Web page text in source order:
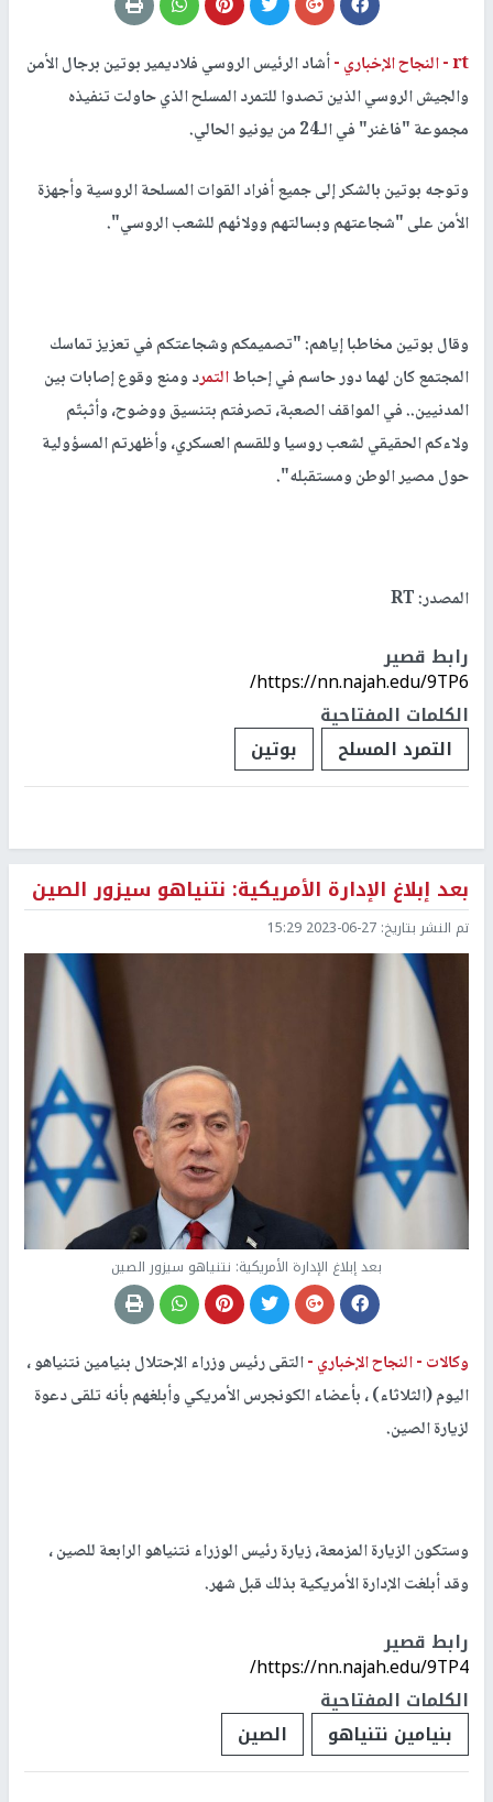
rt - النجاح الإخباري -أشاد الرئيس الروسي فلاديمير بوتين برجال الأمن
والجيش الروسي الذين تصدوا للتمرد المسلح الذي حاولت تنفيذه
مجموعة "فاغنر" في الـ24 من يونيو الحالي.
وتوجه بوتين بالشكر إلى جميع أفراد القوات المسلحة الروسية وأجهزة
الأمن على "شجاعتهم وبسالتهم وولائهم للشعب الروسي".
وقال بوتين مخاطبا إياهم: "تصميمكم وشجاعتكم في تعزيز تماسك
المجتمع كان لهما دور حاسم في إحباطالتمرد ومنع وقوع إصابات بين
المدنيين.. في المواقف الصعبة، تصرفتم بتنسيق ووضوح، وأثبتّم
ولاءكم الحقيقي لشعب روسيا وللقسم العسكري، وأظهرتم المسؤولية
حول مصير الوطن ومستقبله".
المصدر: RT
رابط قصير
https://nn.najah.edu/9TP6/
الكلمات المفتاحية
التمرد المسلح
بوتين
بعد إبلاغ الإدارة الأمريكية: نتنياهو سيزور الصين
تم النشر بتاريخ: 2023-06-27 15:29
بعد إبلاغ الإدارة الأمريكية: نتنياهو سيزور الصين
وكالات -النجاح الإخباري -التقى رئيس وزراء الإحتلال بنيامين نتنياهو ،
اليوم (الثلاثاء) ، بأعضاء الكونجرس الأمريكي وأبلغهم بأنه تلقى دعوة
لزيارة الصين.
وستكون الزيارة المزمعة، زيارة رئيس الوزراء نتنياهو الرابعة للصين ،
وقد أبلغت الإدارة الأمريكية بذلك قبل شهر.
رابط قصير
https://nn.najah.edu/9TP4/
الكلمات المفتاحية
بنيامين نتنياهو
الصين